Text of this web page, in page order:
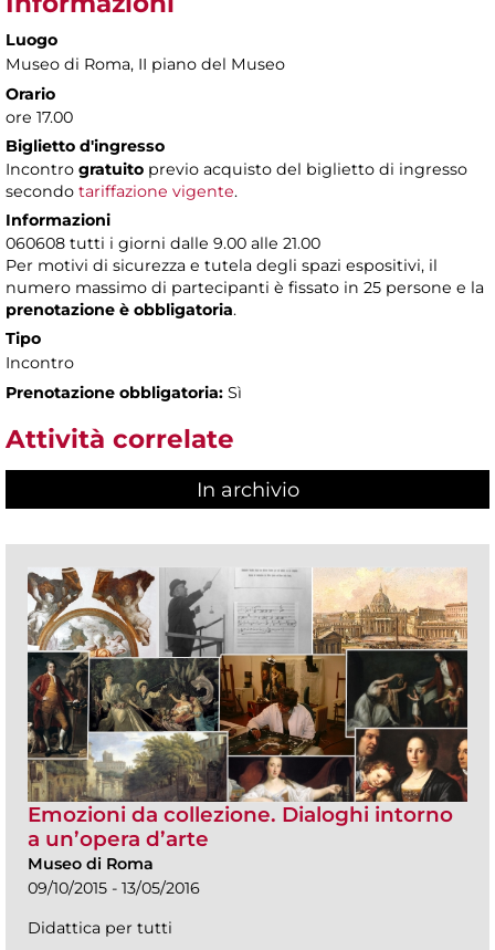
Luogo
Museo di Roma, II piano del Museo
Orario
ore 17.00
Biglietto d'ingresso
Incontro gratuito previo acquisto del biglietto di ingresso
secondo tariffazione vigente.
Informazioni
060608 tutti i giorni dalle 9.00 alle 21.00
Per motivi di sicurezza e tutela degli spazi espositivi, il
numero massimo di partecipanti è fissato in 25 persone e la
prenotazione è obbligatoria.
Tipo
Incontro
Prenotazione obbligatoria: Sì
Attività correlate
In archivio
Emozioni da collezione. Dialoghi intorno
a un’opera d’arte
Museo di Roma
09/10/2015 - 13/05/2016
Didattica per tutti